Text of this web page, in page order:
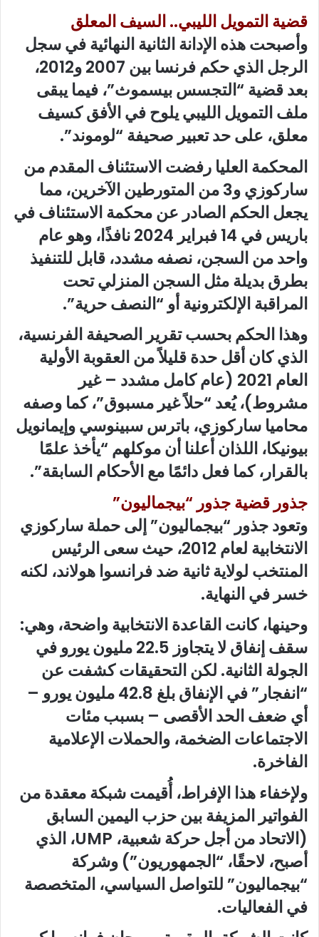
قضية التمويل الليبي.. السيف المعلق
وأصبحت هذه الإدانة الثانية النهائية في سجل
الرجل الذي حكم فرنسا بين 2007 و2012،
بعد قضية “التجسس بيسموث”، فيما يبقى
ملف التمويل الليبي يلوح في الأفق كسيف
معلق، على حد تعبير صحيفة “لوموند”.
المحكمة العليا رفضت الاستئناف المقدم من
ساركوزي و3 من المتورطين الآخرين، مما
يجعل الحكم الصادر عن محكمة الاستئناف في
باريس في 14 فبراير 2024 نافذًا، وهو عام
واحد من السجن، نصفه مشدد، قابل للتنفيذ
بطرق بديلة مثل السجن المنزلي تحت
المراقبة الإلكترونية أو “النصف حرية”.
وهذا الحكم بحسب تقرير الصحيفة الفرنسية،
الذي كان أقل حدة قليلاً من العقوبة الأولية
العام 2021 (عام كامل مشدد – غير
مشروط)، يُعد “حلاً غير مسبوق”، كما وصفه
محاميا ساركوزي، باترس سبينوسي وإيمانويل
بيونيكا، اللذان أعلنا أن موكلهم “يأخذ علمًا
بالقرار، كما فعل دائمًا مع الأحكام السابقة”.
جذور قضية جذور “بيجماليون”
وتعود جذور “بيجماليون” إلى حملة ساركوزي
الانتخابية لعام 2012، حيث سعى الرئيس
المنتخب لولاية ثانية ضد فرانسوا هولاند، لكنه
خسر في النهاية.
وحينها، كانت القاعدة الانتخابية واضحة، وهي:
سقف إنفاق لا يتجاوز 22.5 مليون يورو في
الجولة الثانية. لكن التحقيقات كشفت عن
“انفجار” في الإنفاق بلغ 42.8 مليون يورو –
أي ضعف الحد الأقصى – بسبب مئات
الاجتماعات الضخمة، والحملات الإعلامية
الفاخرة.
ولإخفاء هذا الإفراط، أُقيمت شبكة معقدة من
الفواتير المزيفة بين حزب اليمين السابق
(الاتحاد من أجل حركة شعبية، UMP، الذي
أصبح، لاحقًا، “الجمهوريون”) وشركة
“بيجماليون” للتواصل السياسي، المتخصصة
في الفعاليات.